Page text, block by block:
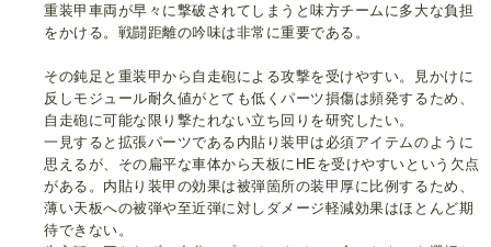
重装甲車両が早々に撃破されてしまうと味方チームに多大な負担
をかける。戦闘距離の吟味は非常に重要である。
その鈍足と重装甲から自走砲による攻撃を受けやすい。見かけに
反しモジュール耐久値がとても低くパーツ損傷は頻発するため、
自走砲に可能な限り撃たれない立ち回りを研究したい。
一見すると拡張パーツである内貼り装甲は必須アイテムのように
思えるが、その扁平な車体から天板にHEを受けやすいという欠点
がある。内貼り装甲の効果は被弾箇所の装甲厚に比例するため、
薄い天板への被弾や至近弾に対しダメージ軽減効果はほとんど期
待できない。